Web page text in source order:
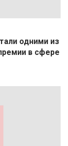
одними из
в сфере